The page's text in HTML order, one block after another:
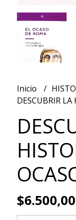
Inicio
DESCUBRIR LA
$6.500,00